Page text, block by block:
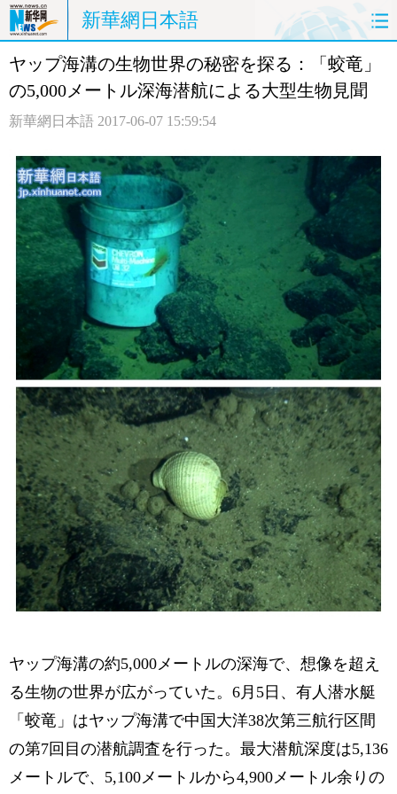
新華網日本語
ホームページ 政治 経済
観光 評論 写真
中日対訳
ヤップ海溝の生物世界の秘密を探る：「蛟竜」
の5,000メートル深海潜航による大型生物見聞
新華網日本語 2017-06-07 15:59:54
ヤップ海溝の約5,000メートルの深海で、想像を超え
る生物の世界が広がっていた。6月5日、有人潜水艇
「蛟竜」はヤップ海溝で中国大洋38次第三航行区間
の第7回目の潜航調査を行った。最大潜航深度は5,136
メートルで、5,100メートルから4,900メートル余りの